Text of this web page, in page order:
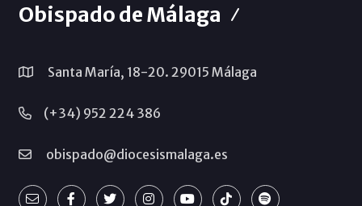
Obispado de Málaga
Santa María, 18-20. 29015 Málaga
(+34) 952 224 386
obispado@diocesismalaga.es